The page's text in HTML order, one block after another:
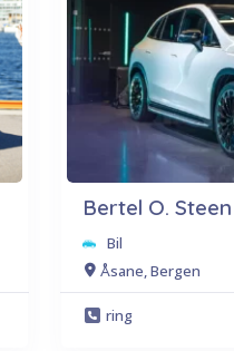
Bertel O.
Bil
Åsane, Bergen
ring